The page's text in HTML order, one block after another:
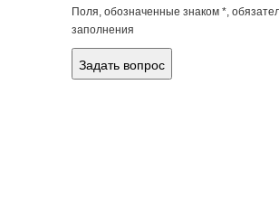
Поля, обозначенные знаком *,
заполнения